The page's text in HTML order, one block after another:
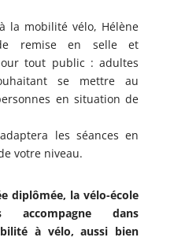
la mobilité vélo, Hélène
remise en selle et
tout public : adultes
se mettre au
en situation de
les séances en
votre niveau.
diplômée, la vélo-école
accompagne dans
à vélo, aussi bien